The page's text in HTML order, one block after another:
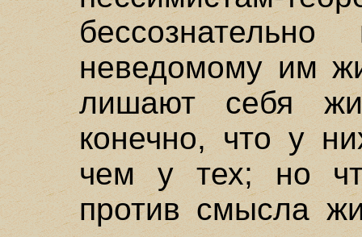
бессознательно
неведомому им
лишают себя
конечно, что у
чем у тех; но
против смысла